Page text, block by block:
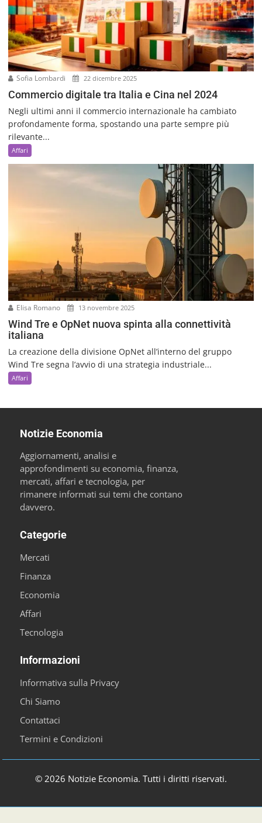
Sofia Lombardi 22 dicembre 2025
Commercio digitale tra Italia e Cina nel 2024
Negli ultimi anni il commercio internazionale ha cambiato
profondamente forma, spostando una parte sempre più
rilevante...
Affari
Elisa Romano 13 novembre 2025
Wind Tre e OpNet nuova spinta alla connettività
italiana
La creazione della divisione OpNet all’interno del gruppo
Wind Tre segna l’avvio di una strategia industriale...
Affari
Notizie Economia
Aggiornamenti, analisi e
approfondimenti su economia, finanza,
mercati, affari e tecnologia, per
rimanere informati sui temi che contano
davvero.
Categorie
Mercati
Finanza
Economia
Affari
Tecnologia
Informazioni
Informativa sulla Privacy
Chi Siamo
Contattaci
Termini e Condizioni
© 2026 Notizie Economia. Tutti i diritti riservati.